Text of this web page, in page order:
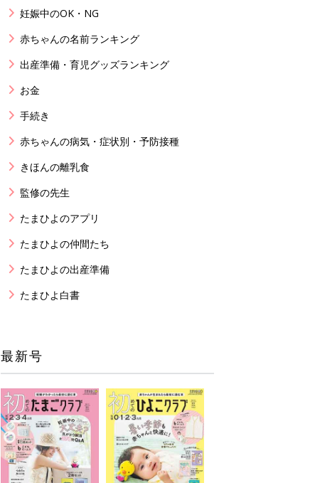
妊娠中のOK・NG
赤ちゃんの名前ランキング
出産準備・育児グッズランキング
お金
手続き
赤ちゃんの病気・症状別・予防接種
きほんの離乳食
監修の先生
たまひよのアプリ
たまひよの仲間たち
たまひよの出産準備
たまひよ白書
最新号